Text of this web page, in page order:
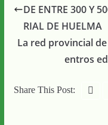
DE ENTRE 300 Y
RIAL DE HUELMA
La red provincial
entros
Share This Post: